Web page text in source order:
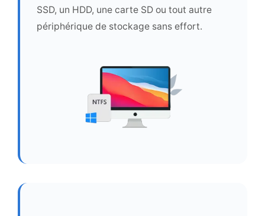
SSD, un HDD, une carte SD ou tout autre
périphérique de stockage sans effort.